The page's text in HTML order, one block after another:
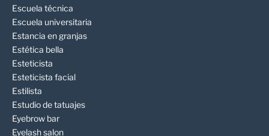
Escuela técnica
Escuela universitaria
Estancia en granjas
Estética bella
Esteticista
Esteticista facial
Estilista
Estudio de tatuajes
Eyebrow bar
Eyelash salon